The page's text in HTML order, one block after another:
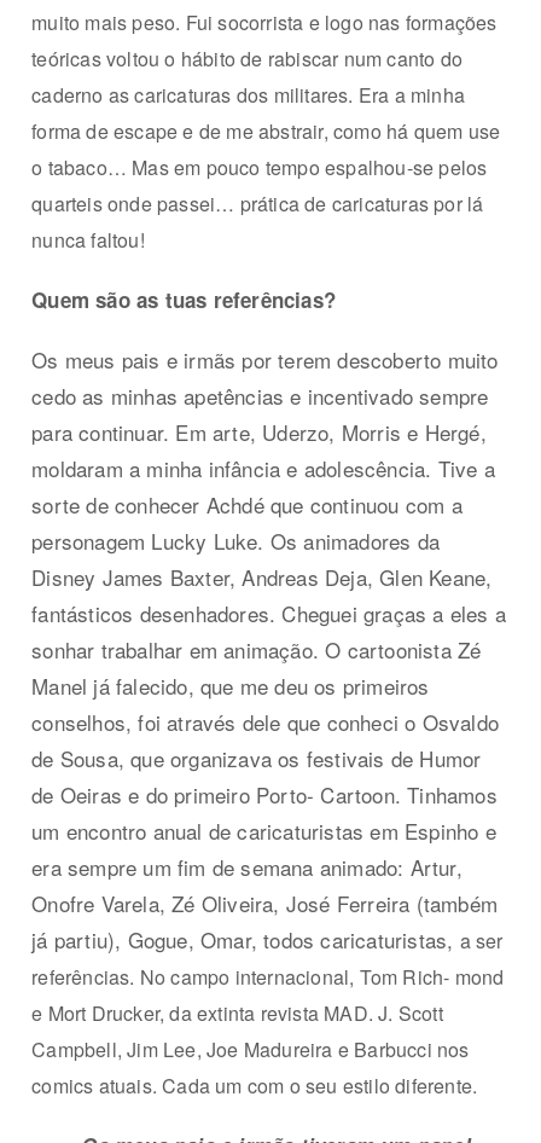
muito mais peso. Fui socorrista e logo nas formações
teóricas voltou o hábito de rabiscar num canto do
caderno as caricaturas dos militares. Era a minha
forma de escape e de me abstrair, como há quem use
o tabaco… Mas em pouco tempo espalhou-se pelos
quarteis onde passei… prática de caricaturas por lá
nunca faltou!
Quem são as tuas referências?
Os meus pais e irmãs por terem descoberto muito
cedo as minhas apetências e incentivado sempre
para continuar. Em arte, Uderzo, Morris e Hergé,
moldaram a minha infância e adolescência. Tive a
sorte de conhecer Achdé que continuou com a
personagem Lucky Luke. Os animadores da
Disney James Baxter, Andreas Deja, Glen Keane,
fantásticos desenhadores. Cheguei graças a eles a
sonhar trabalhar em animação. O cartoonista Zé
Manel já falecido, que me deu os primeiros
conselhos, foi através dele que conheci o Osvaldo
de Sousa, que organizava os festivais de Humor
de Oeiras e do primeiro Porto- Cartoon. Tinhamos
um encontro anual de caricaturistas em Espinho e
era sempre um fim de semana animado: Artur,
Onofre Varela, Zé Oliveira, José Ferreira (também
já partiu), Gogue, Omar, todos caricaturistas, a ser
referências. No campo internacional, Tom Rich- mond
e Mort Drucker, da extinta revista MAD. J. Scott
Campbell, Jim Lee, Joe Madureira e Barbucci nos
comics atuais. Cada um com o seu estilo diferente.